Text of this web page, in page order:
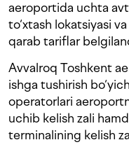
aeroportida uchta
to‘xtash lokatsiyasi
qarab tariflar
Avvalroq Toshkent
ishga tushirish
operatorlari
uchib kelish zali
terminalining kelish